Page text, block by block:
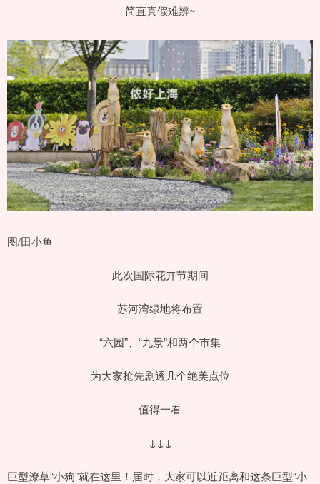
简直真假难辨~
图/田小鱼
此次国际花卉节期间
苏河湾绿地将布置
“六园”、“九景”和两个市集
为大家抢先剧透几个绝美点位
值得一看
↓↓↓
巨型潦草“小狗”就在这里！届时，大家可以近距离和这条巨型“小